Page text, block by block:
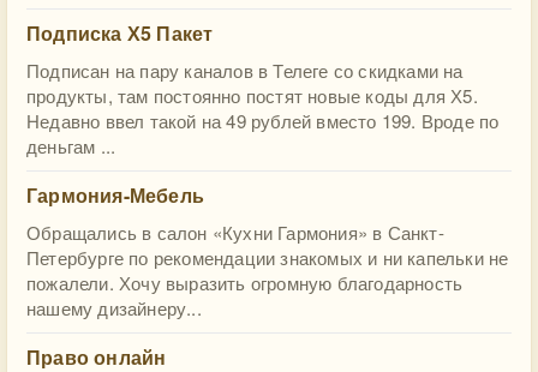
Подписка Х5 Пакет
Подписан на пару каналов в Телеге со скидками на
продукты, там постоянно постят новые коды для Х5.
Недавно ввел такой на 49 рублей вместо 199. Вроде по
деньгам ...
Гармония-Мебель
Обращались в салон «Кухни Гармония» в Санкт-
Петербурге по рекомендации знакомых и ни капельки не
пожалели. Хочу выразить огромную благодарность
нашему дизайнеру...
Право онлайн